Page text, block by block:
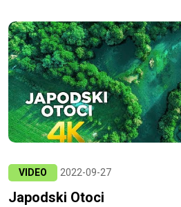
VIDEO 2022-09-27
Japodski Otoci